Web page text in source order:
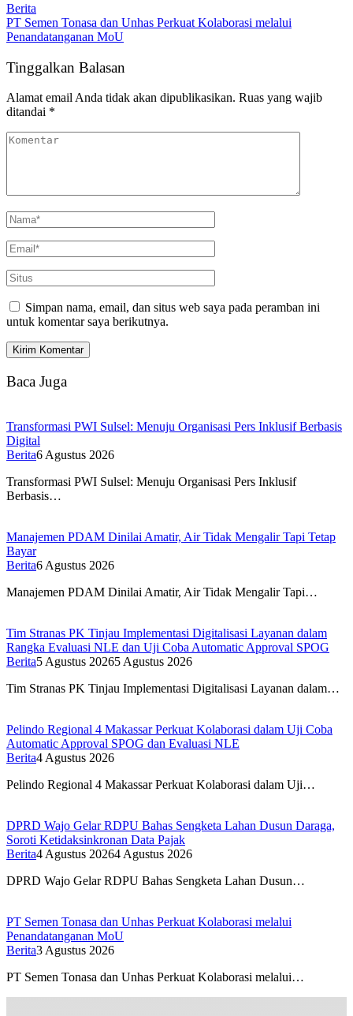
Berita
PT Semen Tonasa dan Unhas Perkuat Kolaborasi melalui
Penandatanganan MoU
Tinggalkan Balasan
Alamat email Anda tidak akan dipublikasikan. Ruas yang wajib
ditandai *
Simpan nama, email, dan situs web saya pada peramban ini
untuk komentar saya berikutnya.
Baca Juga
Transformasi PWI Sulsel: Menuju Organisasi Pers Inklusif Berbasis
Digital
Berita6 Agustus 2026
Transformasi PWI Sulsel: Menuju Organisasi Pers Inklusif
Berbasis…
Manajemen PDAM Dinilai Amatir, Air Tidak Mengalir Tapi Tetap
Bayar
Berita6 Agustus 2026
Manajemen PDAM Dinilai Amatir, Air Tidak Mengalir Tapi…
Tim Stranas PK Tinjau Implementasi Digitalisasi Layanan dalam
Rangka Evaluasi NLE dan Uji Coba Automatic Approval SPOG
Berita5 Agustus 20265 Agustus 2026
Tim Stranas PK Tinjau Implementasi Digitalisasi Layanan dalam…
Pelindo Regional 4 Makassar Perkuat Kolaborasi dalam Uji Coba
Automatic Approval SPOG dan Evaluasi NLE
Berita4 Agustus 2026
Pelindo Regional 4 Makassar Perkuat Kolaborasi dalam Uji…
DPRD Wajo Gelar RDPU Bahas Sengketa Lahan Dusun Daraga,
Soroti Ketidaksinkronan Data Pajak
Berita4 Agustus 20264 Agustus 2026
DPRD Wajo Gelar RDPU Bahas Sengketa Lahan Dusun…
PT Semen Tonasa dan Unhas Perkuat Kolaborasi melalui
Penandatanganan MoU
Berita3 Agustus 2026
PT Semen Tonasa dan Unhas Perkuat Kolaborasi melalui…